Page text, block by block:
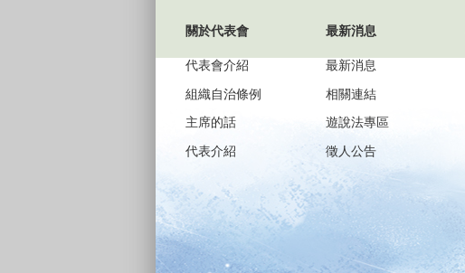
關於代表會
代表會介紹
組織自治條例
主席的話
代表介紹
最新消息
最新消息
相關連結
遊說法專區
徵人公告